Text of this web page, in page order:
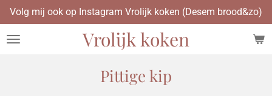
Ga
direct
naar
Vrolijk koken
Volg mij ook op Instagram Vrolijk koken (Desem brood&zo)
Pittige kip